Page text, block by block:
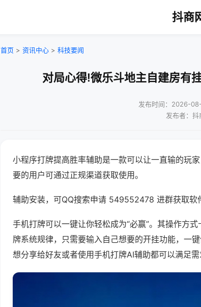
抖商
首页 > 资讯中心 > 科技要闻
对局心得!微乐斗地主自建房有
发布时间：2026-
发布者：抖
小程序打牌提高胜率辅助是一款可以让一直输的玩
要的用户可通过正规渠道获取使用。
辅助安装，可QQ搜索申请 549552478 进群获取软
手机打牌可以一键让你轻松成为“必赢”。其操作方
牌系统规律，只需要输入自己想要的开挂功能，一
想分享给好友或者使用手机打牌AI辅助都可以满足需